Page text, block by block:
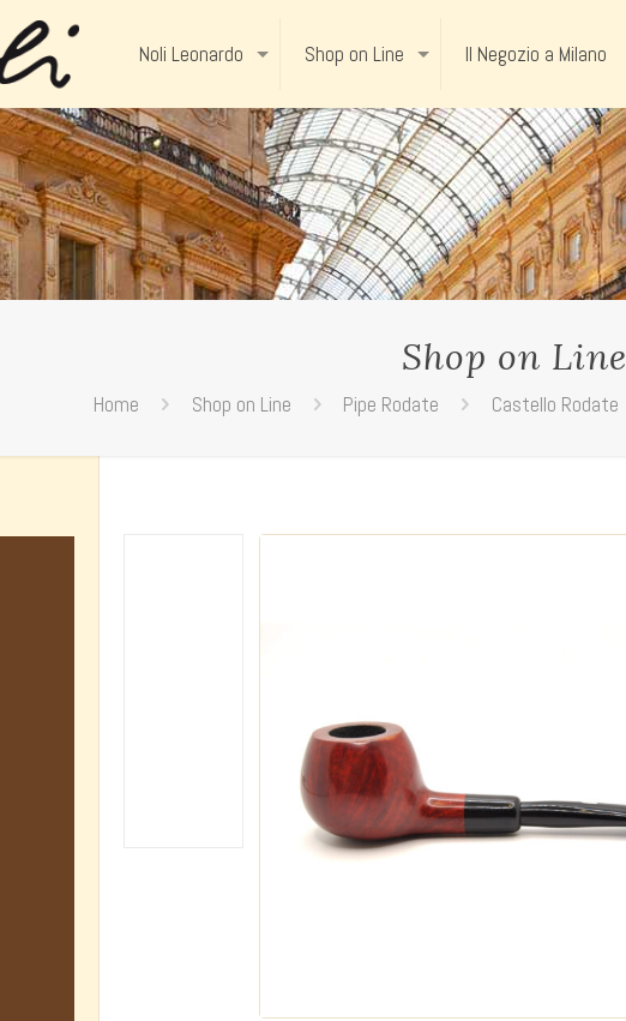
Noli Leonardo Shop on Line Il Negozio a Milano
Shop on Line
Home Shop on Line Pipe Rodate Castello Rodate